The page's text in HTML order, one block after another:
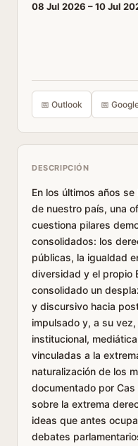
08 Jul 2026 –10 Jul
📅 Outlook 📅
DESCRIPCIÓN
En los últimos años
de nuestro país, una
cuestiona pilares
consolidados: los
públicas, la igualdad
diversidad y el propio
consolidado un
y discursivo hacia
impulsado y, a su
institucional,
vinculadas a la
naturalización de los
documentado por
sobre la extrema
ideas que antes
debates